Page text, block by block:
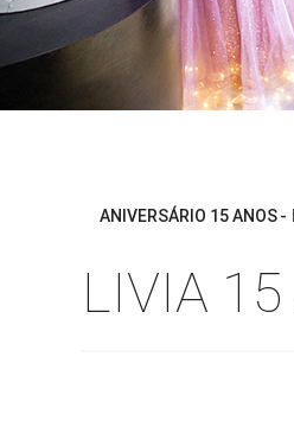
ANIVERSÁRIO 15 ANOS
LIVIA